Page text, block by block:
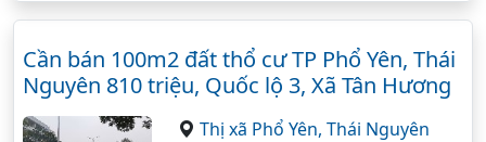
Cần bán 100m2 đất thổ cư TP Phổ Yên, Thái
Nguyên 810 triệu, Quốc lộ 3, Xã Tân Hương
Thị xã Phổ Yên,Thái Nguyên